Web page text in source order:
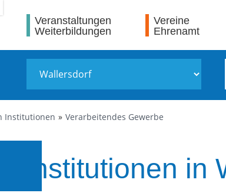
Veranstaltungen
Weiterbildungen
Vereine
Ehrenamt
Institutionen Verarbeitendes Gewerbe
Institutionen in